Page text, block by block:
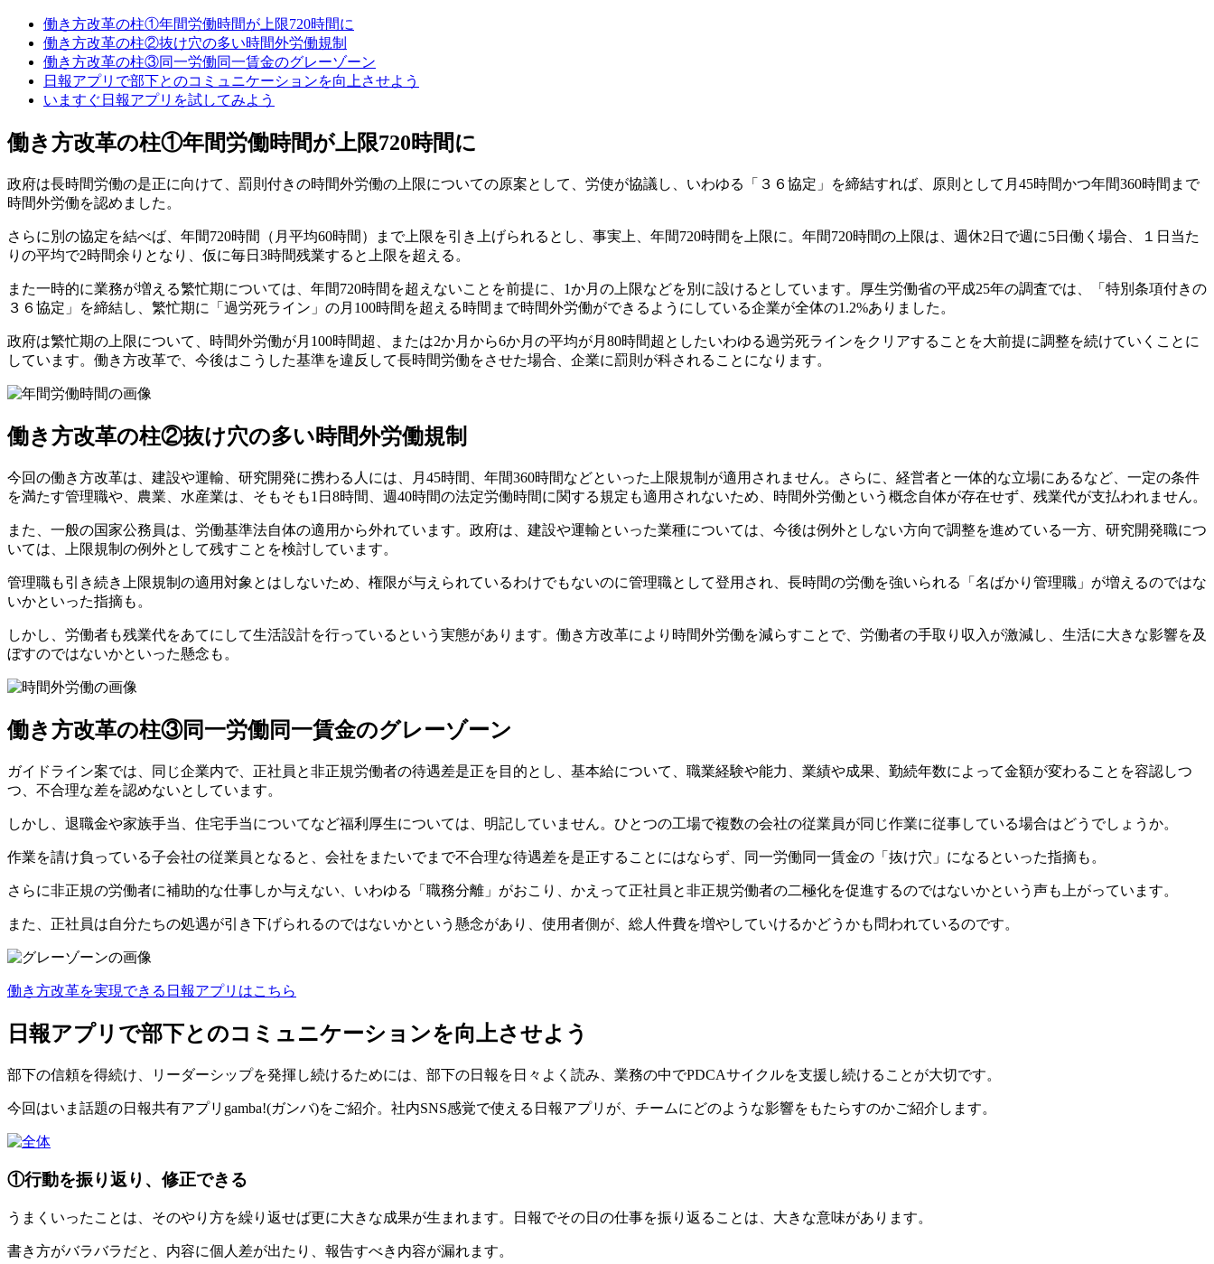
働き方改革の柱①年間労働時間が上限720時間に
働き方改革の柱②抜け穴の多い時間外労働規制
働き方改革の柱③同一労働同一賃金のグレーゾーン
日報アプリで部下とのコミュニケーションを向上させよう
いますぐ日報アプリを試してみよう
働き方改革の柱①年間労働時間が上限720時間に
政府は長時間労働の是正に向けて、罰則付きの時間外労働の上限についての原案として、労使が協議し、いわゆる「３６協定」を締結すれば、原則として月45時間かつ年間360時間まで
時間外労働を認めました。
さらに別の協定を結べば、年間720時間（月平均60時間）まで上限を引き上げられるとし、事実上、年間720時間を上限に。年間720時間の上限は、週休2日で週に5日働く場合、１日当た
りの平均で2時間余りとなり、仮に毎日3時間残業すると上限を超える。
また一時的に業務が増える繁忙期については、年間720時間を超えないことを前提に、1か月の上限などを別に設けるとしています。厚生労働省の平成25年の調査では、「特別条項付きの
３６協定」を締結し、繁忙期に「過労死ライン」の月100時間を超える時間まで時間外労働ができるようにしている企業が全体の1.2%ありました。
政府は繁忙期の上限について、時間外労働が月100時間超、または2か月から6か月の平均が月80時間超としたいわゆる過労死ラインをクリアすることを大前提に調整を続けていくことに
しています。働き方改革で、今後はこうした基準を違反して長時間労働をさせた場合、企業に罰則が科されることになります。
働き方改革の柱②抜け穴の多い時間外労働規制
今回の働き方改革は、建設や運輸、研究開発に携わる人には、月45時間、年間360時間などといった上限規制が適用されません。さらに、経営者と一体的な立場にあるなど、一定の条件
を満たす管理職や、農業、水産業は、そもそも1日8時間、週40時間の法定労働時間に関する規定も適用されないため、時間外労働という概念自体が存在せず、残業代が支払われません。
また、一般の国家公務員は、労働基準法自体の適用から外れています。政府は、建設や運輸といった業種については、今後は例外としない方向で調整を進めている一方、研究開発職につ
いては、上限規制の例外として残すことを検討しています。
管理職も引き続き上限規制の適用対象とはしないため、権限が与えられているわけでもないのに管理職として登用され、長時間の労働を強いられる「名ばかり管理職」が増えるのではな
いかといった指摘も。
しかし、労働者も残業代をあてにして生活設計を行っているという実態があります。働き方改革により時間外労働を減らすことで、労働者の手取り収入が激減し、生活に大きな影響を及
ぼすのではないかといった懸念も。
働き方改革の柱③同一労働同一賃金のグレーゾーン
ガイドライン案では、同じ企業内で、正社員と非正規労働者の待遇差是正を目的とし、基本給について、職業経験や能力、業績や成果、勤続年数によって金額が変わることを容認しつ
つ、不合理な差を認めないとしています。
しかし、退職金や家族手当、住宅手当についてなど福利厚生については、明記していません。ひとつの工場で複数の会社の従業員が同じ作業に従事している場合はどうでしょうか。
作業を請け負っている子会社の従業員となると、会社をまたいでまで不合理な待遇差を是正することにはならず、同一労働同一賃金の「抜け穴」になるといった指摘も。
さらに非正規の労働者に補助的な仕事しか与えない、いわゆる「職務分離」がおこり、かえって正社員と非正規労働者の二極化を促進するのではないかという声も上がっています。
また、正社員は自分たちの処遇が引き下げられるのではないかという懸念があり、使用者側が、総人件費を増やしていけるかどうかも問われているのです。
働き方改革を実現できる日報アプリはこちら
日報アプリで部下とのコミュニケーションを向上させよう
部下の信頼を得続け、リーダーシップを発揮し続けるためには、部下の日報を日々よく読み、業務の中でPDCAサイクルを支援し続けることが大切です。
今回はいま話題の日報共有アプリgamba!(ガンバ)をご紹介。社内SNS感覚で使える日報アプリが、チームにどのような影響をもたらすのかご紹介します。
①行動を振り返り、修正できる
うまくいったことは、そのやり方を繰り返せば更に大きな成果が生まれます。日報でその日の仕事を振り返ることは、大きな意味があります。
書き方がバラバラだと、内容に個人差が出たり、報告すべき内容が漏れます。